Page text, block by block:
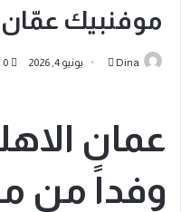
موفنبيك عمّان
Dina يونيو 4, 2026 0
عمان
وفداً من